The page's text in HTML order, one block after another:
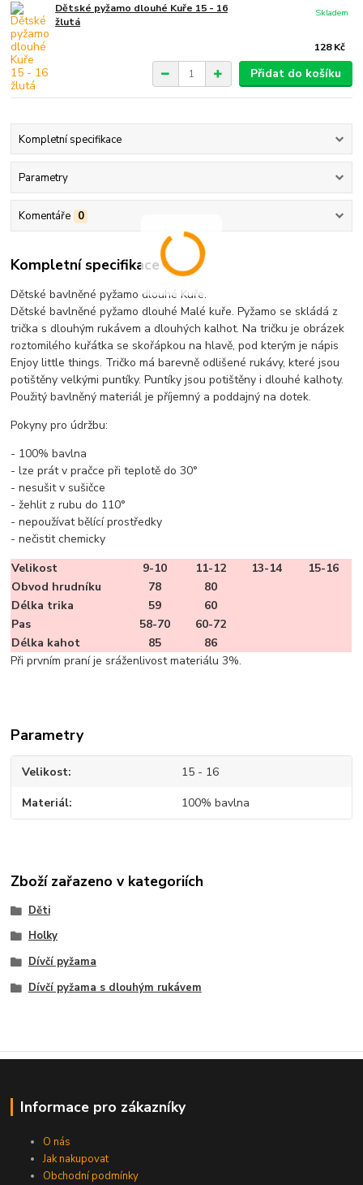
Dětské pyžamo dlouhé Kuře 15 - 16
žlutá
128 Kč
Skladem
Přidat do košíku
Kompletní specifikace
Parametry
Komentáře 0
Kompletní specifikace
Dětské bavlněné pyžamo dlouhé Kuře.
Dětské bavlněné pyžamo dlouhé Malé kuře. Pyžamo se skládá z
trička s dlouhým rukávem a dlouhých kalhot. Na tričku je obrázek
roztomilého kuřátka se skořápkou na hlavě, pod kterým je nápis
Enjoy little things. Tričko má barevně odlišené rukávy, které jsou
potištěny velkými puntíky. Puntíky jsou potištěny i dlouhé kalhoty.
Použitý bavlněný materiál je příjemný a poddajný na dotek.
Pokyny pro údržbu:
- 100% bavlna
- lze prát v pračce při teplotě do 30°
- nesušit v sušičce
- žehlit z rubu do 110°
- nepoužívat bělící prostředky
- nečistit chemicky
Velikost
9-10 11-12 13-14
15-16
Obvod hrudníku
78
80
Délka trika
59
60
Pas
58-70
60-72
Délka kahot
85
86
Při prvním praní je sráženlivost materiálu 3%.
Parametry
Velikost 15 - 16
Materiál 100% bavlna
Zboží zařazeno v kategoriích
Děti
Holky
Dívčí pyžama
Dívčí pyžama s dlouhým rukávem
Informace pro zákazníky
O nás
Jak nakupovat
Obchodní podmínky